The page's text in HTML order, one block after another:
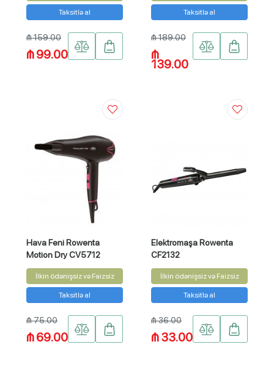
Taksitlə al
₼ 159.00
₼ 99.00
Taksitlə al
₼ 189.00
₼
139.00
Hava Feni Rowenta
Motion Dry CV5712
İlkin ödənişsiz və Faizsiz
Taksitlə al
₼ 75.00
₼ 69.00
Elektromaşa Rowenta
CF2132
İlkin ödənişsiz və Faizsiz
Taksitlə al
₼ 36.00
₼ 33.00